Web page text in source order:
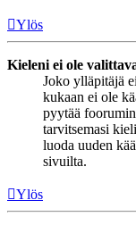
Ylös
Kieleni ei ole
Joko ylläpitäjä
kukaan ei ole
pyytää
tarvitsemasi
luoda uuden
sivuilta.
Ylös